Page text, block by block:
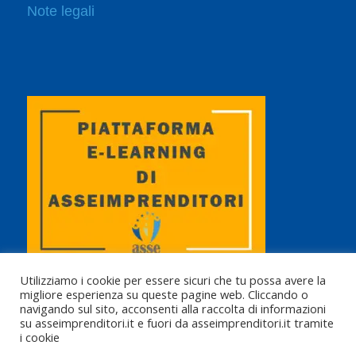
Note legali
Utilizziamo i cookie per essere sicuri che tu possa avere la
migliore esperienza su queste pagine web. Cliccando o
navigando sul sito, acconsenti alla raccolta di informazioni
su asseimprenditori.it e fuori da asseimprenditori.it tramite
i cookie